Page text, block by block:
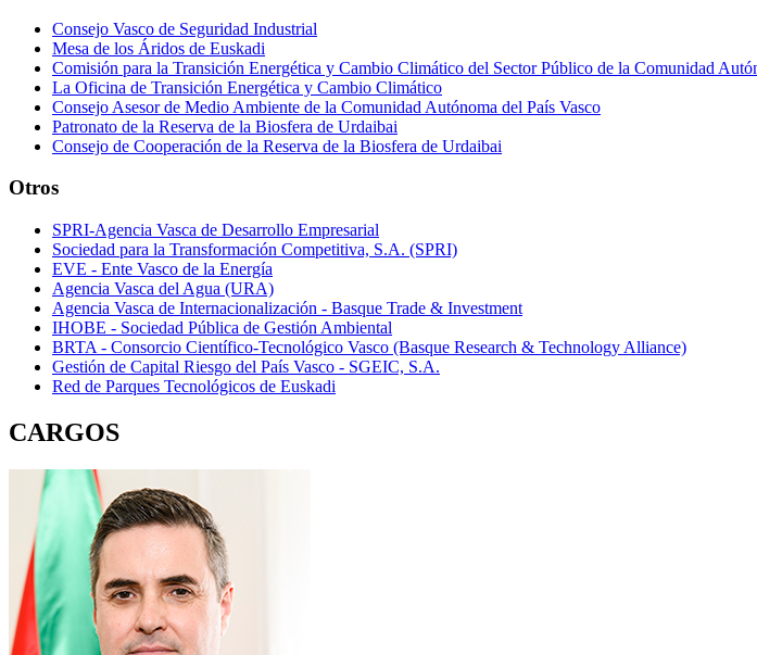
Consejo Vasco de Seguridad Industrial
Mesa de los Áridos de Euskadi
Comisión para la Transición Energética y Cambio Climático del Sector Público de la Comunidad
La Oficina de Transición Energética y Cambio Climático
Consejo Asesor de Medio Ambiente de la Comunidad Autónoma del País Vasco
Patronato de la Reserva de la Biosfera de Urdaibai
Consejo de Cooperación de la Reserva de la Biosfera de Urdaibai
Otros
SPRI-Agencia Vasca de Desarrollo Empresarial
Sociedad para la Transformación Competitiva, S.A. (SPRI)
EVE - Ente Vasco de la Energía
Agencia Vasca del Agua (URA)
Agencia Vasca de Internacionalización - Basque Trade & Investment
IHOBE - Sociedad Pública de Gestión Ambiental
BRTA - Consorcio Científico-Tecnológico Vasco (Basque Research & Technology Alliance)
Gestión de Capital Riesgo del País Vasco - SGEIC, S.A.
Red de Parques Tecnológicos de Euskadi
CARGOS